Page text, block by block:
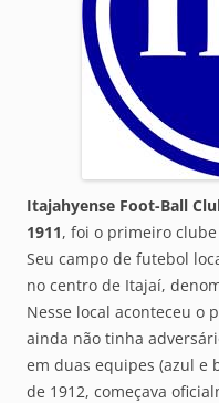
Itajahyense Foot-Ball
1911, foi o primeiro
Seu campo de futebol
no centro de Itajaí,
Nesse local aconteceu o
ainda não tinha
em duas equipes (azul e
de 1912, começava